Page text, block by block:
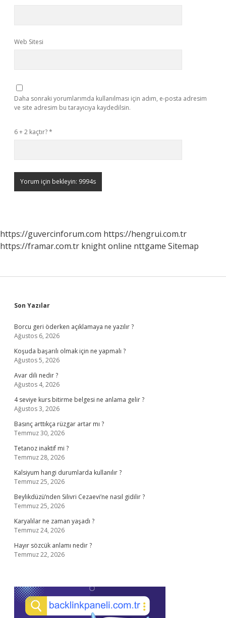
Web Sitesi
Daha sonraki yorumlarımda kullanılması için adım, e-posta adresim
ve site adresim bu tarayıcıya kaydedilsin.
6 + 2 kaçtır?*
https://guvercinforum.com https://hengrui.com.tr
https://framar.com.tr knight online nttgame Sitemap
Sidebar
Son Yazılar
Borcu geri öderken açıklamaya ne yazılır ?
Ağustos 6, 2026
Koşuda başarılı olmak için ne yapmalı ?
Ağustos 5, 2026
Avar dili nedir ?
Ağustos 4, 2026
4 seviye kurs bitirme belgesi ne anlama gelir ?
Ağustos 3, 2026
Basınç arttıkça rüzgar artar mı ?
Temmuz 30, 2026
Tetanoz inaktif mi ?
Temmuz 28, 2026
Kalsiyum hangi durumlarda kullanılır ?
Temmuz 25, 2026
Beylikdüzü’nden Silivri Cezaevi’ne nasıl gidilir ?
Temmuz 25, 2026
Karyalılar ne zaman yaşadı ?
Temmuz 24, 2026
Hayır sözcük anlamı nedir ?
Temmuz 22, 2026